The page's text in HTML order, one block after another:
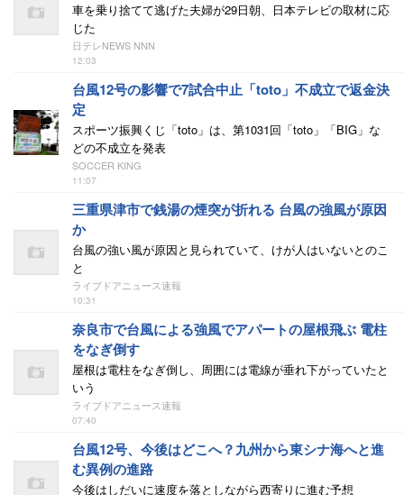
車を乗り捨てて逃げた夫婦が29日朝、日本テレビの取材に応
じた
日テレNEWS NNN
12:03
台風12号の影響で7試合中止「toto」不成立で返金決
定
スポーツ振興くじ「toto」は、第1031回「toto」「BIG」な
どの不成立を発表
SOCCER KING
11:07
三重県津市で銭湯の煙突が折れる 台風の強風が原因
か
台風の強い風が原因と見られていて、けが人はいないとのこ
と
ライブドアニュース速報
10:31
奈良市で台風による強風でアパートの屋根飛ぶ 電柱
をなぎ倒す
屋根は電柱をなぎ倒し、周囲には電線が垂れ下がっていたと
いう
ライブドアニュース速報
07:40
台風12号、今後はどこへ？九州から東シナ海へと進
む異例の進路
今後はしだいに速度を落としながら西寄りに進む予想